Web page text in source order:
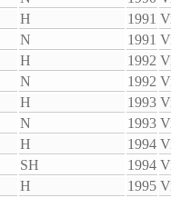
H 1991
N 1991
H 1992
N 1992
H 1993
N 1993
H 1994
SH 1994
H 1995